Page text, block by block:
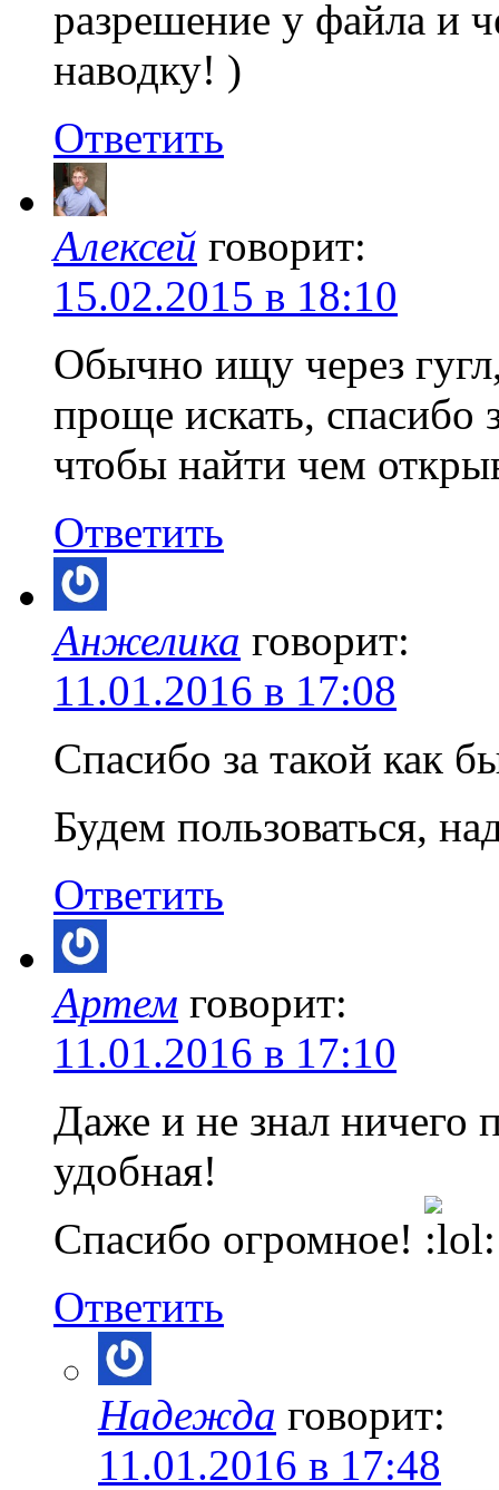
разрешение у файла и
наводку! )
Ответить
Алексей говорит:
15.02.2015 в 18:10
Обычно ищу через гугл,
проще искать,
чтобы найти чем
Ответить
Анжелика говорит:
11.01.2016 в 17:08
Спасибо за такой как
Будем пользоваться,
Ответить
Артем говорит:
11.01.2016 в 17:10
Даже и не знал ничего
удобная!
Спасибо огромное!
Ответить
Надежда говорит:
11.01.2016 в 17:48